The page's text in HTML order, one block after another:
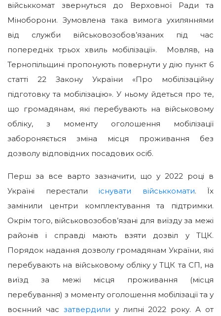
військкомат звернуться до Верховної Ради та
Міноборони. Зумовлена така вимога ухиляннями
від служби військовозобов’язаних під час
попередніх трьох хвиль мобілізації». Мовляв, на
Тернопільщині пропонують повернути у дію пункт 6
статті 22 Закону України «Про мобілізаційну
підготовку та мобілізацію». У ньому йдеться про те,
що громадянам, які перебувають на військовому
обліку, з моменту оголошення мобілізації
забороняється зміна місця проживання без
дозволу відповідних посадових осіб.
Перш за все варто зазначити, що у 2022 році в
Україні перестали існувати військкомати. Їх
замінили центри комплектування та підтримки.
Окрім того, військовозобов’язані для виїзду за межі
районів і справді мають взяти дозвіл у ТЦК.
Порядок надання дозволу громадянам України, які
перебувають на військовому обліку у ТЦК та СП, на
виїзд за межі місця проживання (місця
перебування) з моменту оголошення мобілізації та у
воєнний час затвердили у липні 2022 року. А от